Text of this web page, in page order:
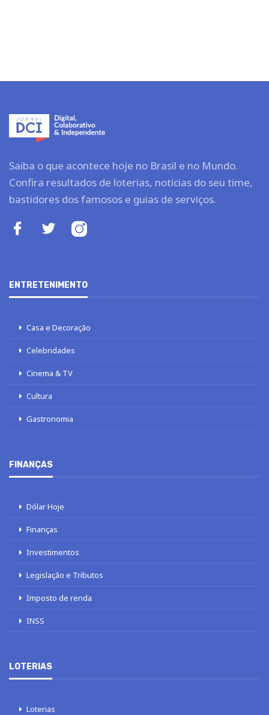
Saiba o que acontece hoje no Brasil e no Mundo.
Confira resultados de loterias, notícias do seu time,
bastidores dos famosos e guias de serviços.
ENTRETENIMENTO
Casa e Decoração
Celebridades
Cinema & TV
Cultura
Gastronomia
FINANÇAS
Dólar Hoje
Finanças
Investimentos
Legislação e Tributos
Imposto de renda
INSS
LOTERIAS
Loterias